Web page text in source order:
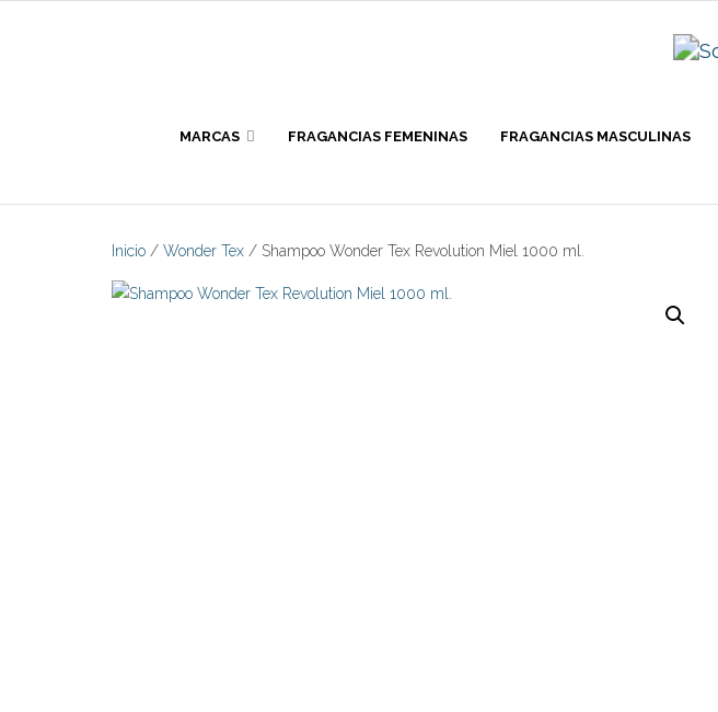
MARCAS FRAGANCIAS FEMENINAS FRAGANCIAS MASCULINAS
Inicio / Wonder Tex / Shampoo Wonder Tex Revolution Miel 1000 ml.